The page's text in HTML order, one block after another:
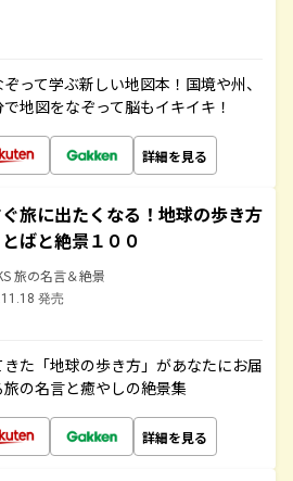
って学ぶ新しい地図本！国境や州、
地図をなぞって脳もイキイキ！
詳細を見る
旅に出たくなる！地球の歩き方
ばと絶景１００
旅の名言＆絶景
発売
た「地球の歩き方」があなたにお届
の名言と癒やしの絶景集
詳細を見る